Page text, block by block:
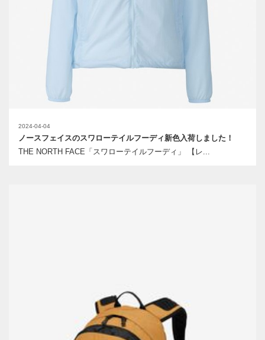
2024-04-04
ノースフェイスのスワローテイルフーディ新色入荷しました！
THE NORTH FACE「スワローテイルフーディ」 【レ...